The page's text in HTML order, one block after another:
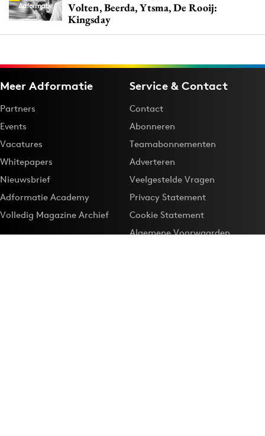
Volten, Beerda, Ytsma, De Rooij:
Kingsday
Meer Adformatie
Partners
Events
Vacatures
Whitepapers
Nieuwsbrief
Adformatie Academy
Volledig Magazine Archief
Service & Contact
Contact
Abonneren
Teamabonnementen
Adverteren
Veelgestelde Vragen
Privacy Statement
Cookie Statement
Algemene Voorwaarden